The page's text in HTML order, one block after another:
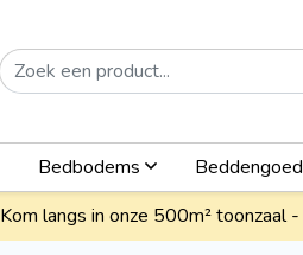
Bedbodems Beddengoed
Kom langs in onze 500m² toonzaal -